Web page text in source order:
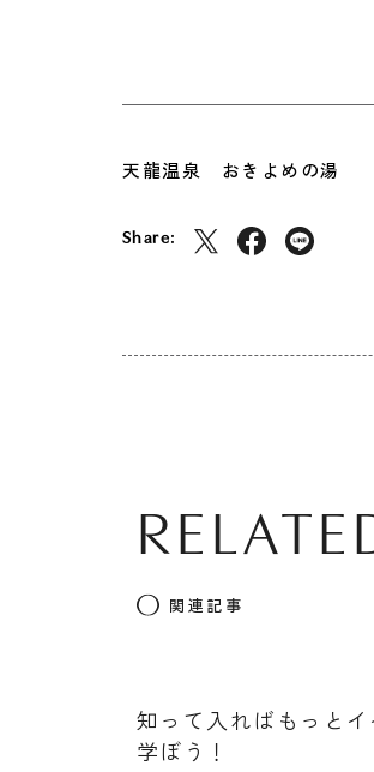
天龍温泉 おきよめの湯
Share:
関連記事
知って入ればもっと
学ぼう！